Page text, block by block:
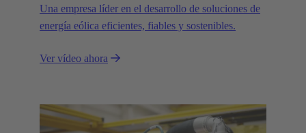
Una empresa líder en el desarrollo de soluciones de
energía eólica eficientes, fiables y sostenibles.
Ver vídeo ahora